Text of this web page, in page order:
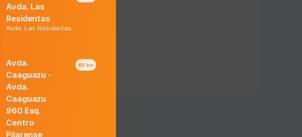
Avda. Las
Residentas
Avda. Las Residentas
Avda.
Caaguazu -
Avda.
Caaguazu
960 Esq.
Centro
Pilarense
600 km